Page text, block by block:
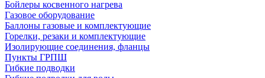
Бойлеры косвенного нагрева
Газовое оборудование
Баллоны газовые и комплектующие
Горелки, резаки и комплектующие
Изолирующие соединения, фланцы
Пункты ГРПШ
Гибкие подводки